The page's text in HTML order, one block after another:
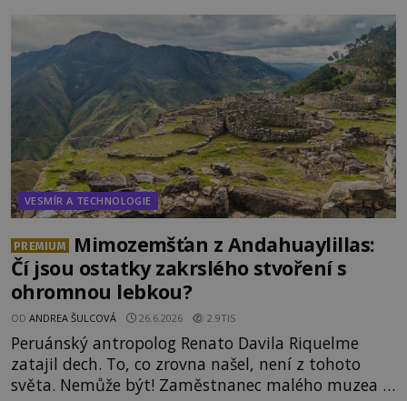
mohlo jít o návštěvu ze světa duchů. Záhadný
záznam okamžitě rozpoutal deb
VESMÍR A TECHNOLOGIE
PREMIUM
Mimozemšťan z Andahuaylillas:
Čí jsou ostatky zakrslého stvoření s
ohromnou lebkou?
OD ANDREA ŠULCOVÁ 26.6.2026 2.9TIS
Peruánský antropolog Renato Davila Riquelme
zatajil dech. To, co zrovna našel, není z tohoto
světa. Nemůže být! Zaměstnanec malého muzea v